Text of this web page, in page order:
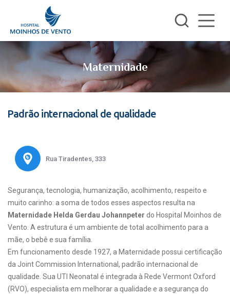
Maternidade
Padrão internacional de qualidade
Rua Tiradentes, 333
Segurança, tecnologia, humanização, acolhimento, respeito e
muito carinho: a soma de todos esses aspectos resulta na
Maternidade Helda Gerdau Johannpeter do Hospital Moinhos de
Vento. A estrutura é um ambiente de total acolhimento para a
mãe, o bebê e sua família.
Em funcionamento desde 1927, a Maternidade possui certificação
da Joint Commission International, padrão internacional de
qualidade. Sua UTI Neonatal é integrada à Rede Vermont Oxford
(RVO), especialista em melhorar a qualidade e a segurança do